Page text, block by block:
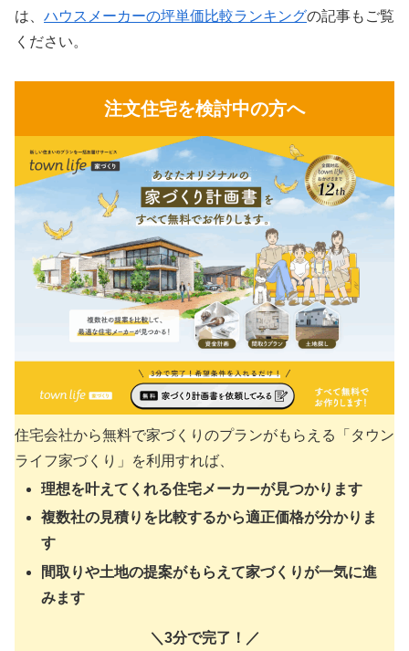
は、 ハウスメーカーの坪単価比較ランキングの記事もご覧
ください。
注文住宅を検討中の方へ
住宅会社から無料で家づくりのプランがもらえる「タウン
ライフ家づくり」を利用すれば、
理想を叶えてくれる住宅メーカーが見つかります
複数社の見積りを比較するから適正価格が分かりま
す
間取りや土地の提案がもらえて家づくりが一気に進
みます
＼3分で完了！／